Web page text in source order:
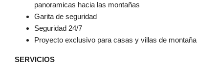
panoramicas hacia las montañas
Garita de seguridad
Seguridad 24/7
Proyecto exclusivo para casas y villas de montaña
SERVICIOS